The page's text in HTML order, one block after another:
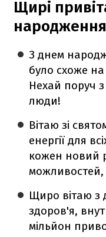
Щирі
З днем
було схоже
Нехай поруч
люди!
Вітаю зі
енергії для
кожен новий
можливостей,
Щиро вітаю
здоров'я,
мільйон